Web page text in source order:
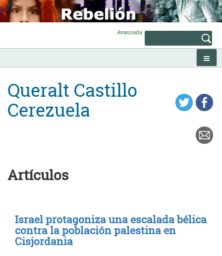
Skip
to
content
Avanzada
Queralt Castillo
Cerezuela
Artículos
Israel protagoniza una escalada bélica
contra la población palestina en
Cisjordania